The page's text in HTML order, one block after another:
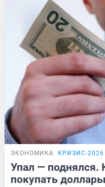
ЭКОНОМИКА КРИЗИС-2026
Упал — поднялся.
покупать